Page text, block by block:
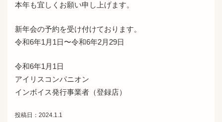
本年も宜しくお願い申し上げます。
新年会の予約を受け付けております。
令和6年1月1日〜令和6年2月29日
令和6年1月1日
アイリスコンパニオン
インボイス発行事業者（登録店）
投稿日：2024.1.1